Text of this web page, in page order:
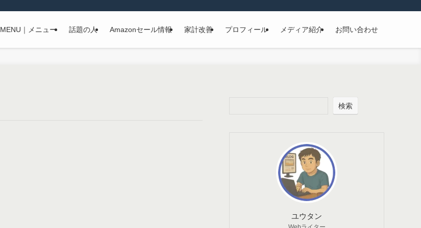
MENU｜メニュー 話題の人 Amazonセール情報 家計改善 プロフィール メディア紹介 お問い合わせ
検索
ユウタン